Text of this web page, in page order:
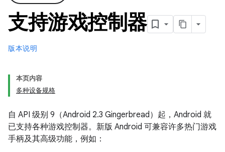
支持游戏控制器
版本说明
本页内容
多种设备规格
自 API 级别 9（Android 2.3 Gingerbread）起，Android 就
已支持各种游戏控制器。新版 Android 可兼容许多热门游戏
手柄及其高级功能，例如：